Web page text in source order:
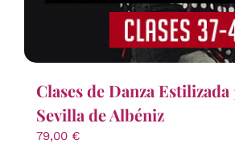
Clases de Danza Estilizada
Sevilla de Albéniz
79,00 €